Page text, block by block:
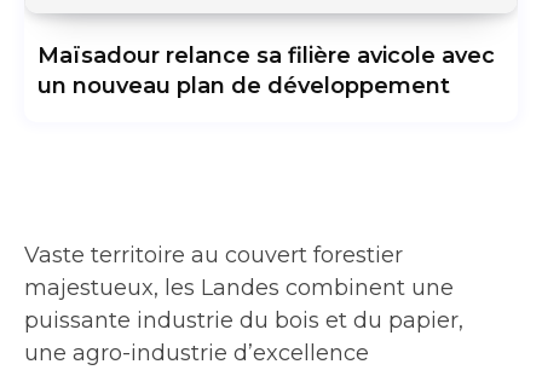
Maïsadour relance sa filière avicole avec
un nouveau plan de développement
Vaste territoire au couvert forestier
majestueux, les Landes combinent une
puissante industrie du bois et du papier,
une agro-industrie d’excellence